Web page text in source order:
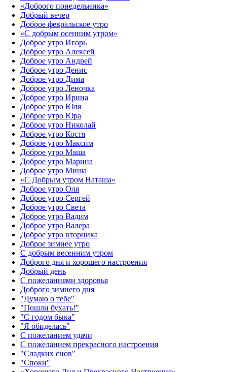
«Доброго понедельника»‎
Добрый вечер
Доброе февральское утро
«С добрым осенним утром»‎
Доброе утро Игорь
Доброе утро Алексей
Доброе утро Андрей
Доброе утро Денис
Доброе утро Дима
Доброе утро Леночка
Доброе утро Ирина
Доброе утро Юля
Доброе утро Юра
Доброе утро Николай
Доброе утро Костя
Доброе утро Максим
Доброе утро Маша
Доброе утро Марина
Доброе утро Миша
«С Добрым утром Наташа»
Доброе утро Оля
Доброе утро Сергей
Доброе утро Света
Доброе утро Вадим
Доброе утро Валера
Доброе утро вторника
Доброе зимнее утро
С добрым весенним утром
Доброго дня и хорошего настроения
Добрый день
С пожеланиями здоровья
Доброго зимнего дня
"Думаю о тебе"
"Пошли бухать!"
"С годом быка"
"Я обиделась"
С пожеланием удачи
С пожеланием прекрасного настроения
"Сладких снов"
"Споки"